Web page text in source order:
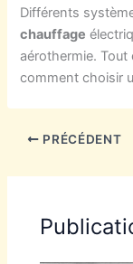
Différents
chauffage
aérothermie. Tout
comment choisir
PRÉCÉDENT